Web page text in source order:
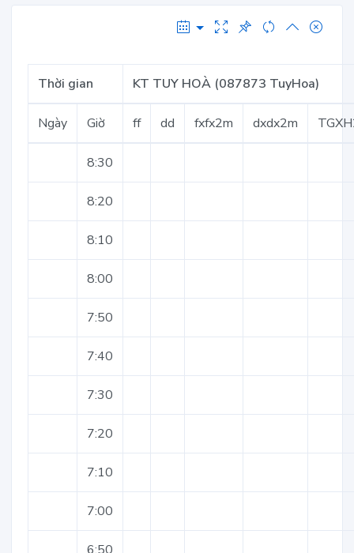
Thời gian KT TUY HOÀ (087873 TuyHoa)
Ngày Giờ ff dd fxfx2m dxdx2m
8:30
8:20
8:10
8:00
7:50
7:40
7:30
7:20
7:10
7:00